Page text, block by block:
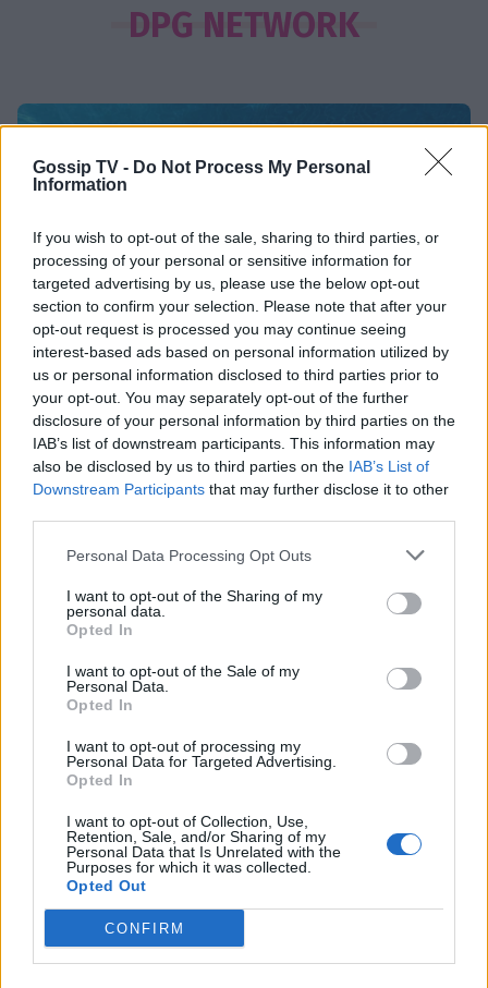
Gossip TV - Do Not Process My Personal
Information
If you wish to opt-out of the sale, sharing to third parties, or
processing of your personal or sensitive information for
targeted advertising by us, please use the below opt-out
section to confirm your selection. Please note that after your
opt-out request is processed you may continue seeing
interest-based ads based on personal information utilized by
us or personal information disclosed to third parties prior to
your opt-out. You may separately opt-out of the further
disclosure of your personal information by third parties on the
IAB’s list of downstream participants. This information may
also be disclosed by us to third parties on the IAB’s List of
Downstream Participants that may further disclose it to other
Personal Data Processing Opt Outs
I want to opt-out of the Sharing of my
personal data.
Opted In
I want to opt-out of the Sale of my
Personal Data.
Opted In
I want to opt-out of processing my
Personal Data for Targeted Advertising.
Opted In
I want to opt-out of Collection, Use,
Retention, Sale, and/or Sharing of my
Personal Data that Is Unrelated with the
Purposes for which it was collected.
Opted Out
CONFIRM
Κωνσταντίνα Μπεκιάρη: Το
διαφορετικό καλοκαίρι με τον γιο
22 χρόνια χωρίς τον Δημήτρη
Παπαμιχαήλ – Το αφιέρωμα της
SHOWBIZ
«Ένα διαφορετικό καλοκαίρι»,
γράφει ο Σάκης Κατσούλης-Η
απίθανη φωτογραφία του γιου του
στην παραλία
SHOWBIZ
Η Σία Κοσιώνη επενδύει στη
βερμούδα – Η βόλτα στο κέντρο της
ξεχώρισε
SHOWBIZ
Φαίη Σκορδά: Στη Νάξο και δεν πάει
ο νους σου ποιο παραδοσιακό
φαγητό την ενθουσίασε!
Ελένη Μενεγάκη: Η viral εμφάνιση
στο Φισκάρδο, το γεύμα με τον
Παντζόπουλο & η ανάρτηση στα
social
DPG NETWORK
Τραγωδία στην Πάρο: Ο μπάρμαν του beach bar
βούτηξε για να σώσει τον 4χρονο που πνίγηκε στην
πισίνα
Οι παικταράδες που δεν έγιναν ποτέ οι θρύλοι που
περιμέναμε